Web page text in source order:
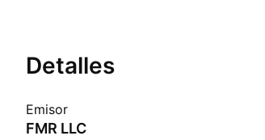
Detalles
Emisor
FMR LLC